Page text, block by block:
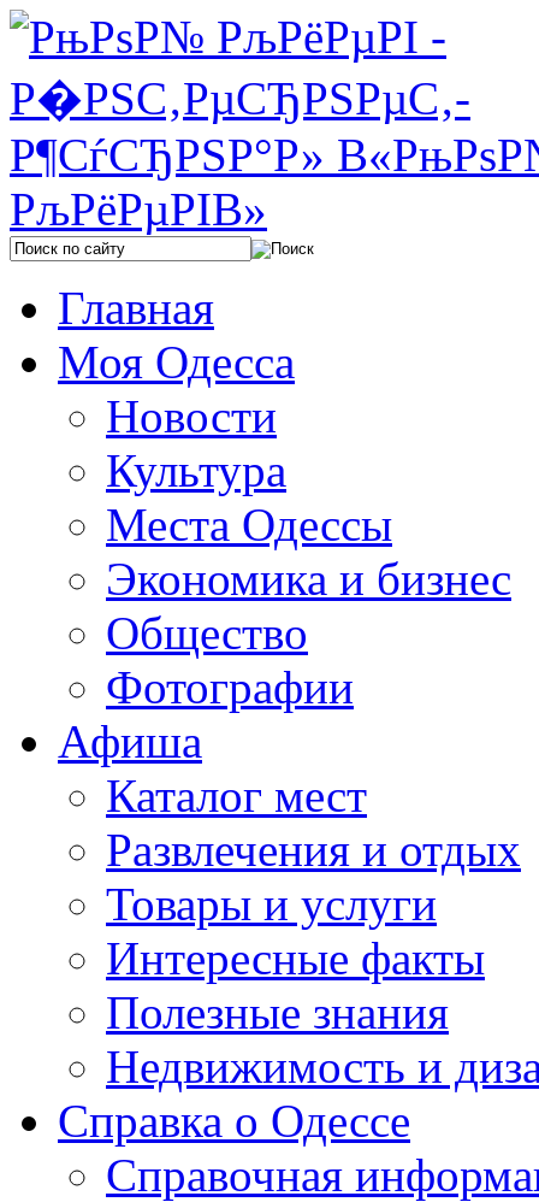
Главная
Моя Одесса
Новости
Культура
Места Одессы
Экономика и бизнес
Общество
Фотографии
Афиша
Каталог мест
Развлечения и отдых
Товары и услуги
Интересные факты
Полезные знания
Недвижимость и
Справка о Одессе
Справочная